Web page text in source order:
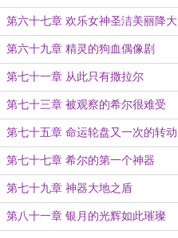
式开启
第六十七章 欢乐女神圣洁美丽降大
地
第六十九章 精灵的狗血偶像剧
第七十一章 从此只有撒拉尔
第七十三章 被观察的希尔很难受
第七十五章 命运轮盘又一次的转动
第七十七章 希尔的第一个神器
第七十九章 神器大地之盾
第八十一章 银月的光辉如此璀璨